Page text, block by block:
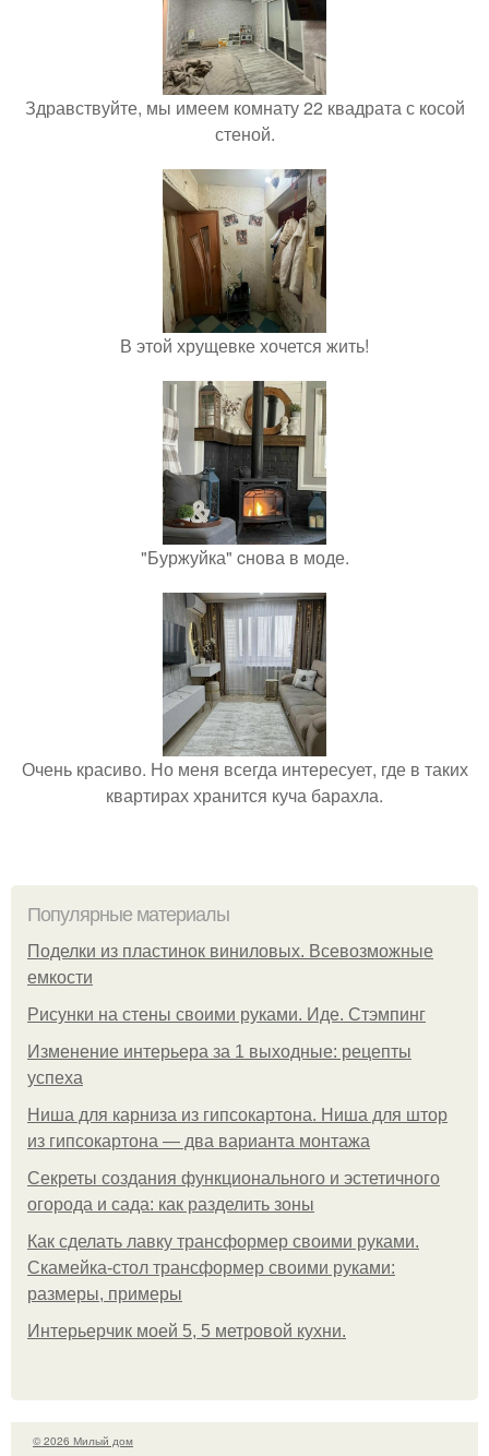
Здравствуйте, мы имеем комнату 22 квадрата с косой
стеной.
В этой хрущевке хочется жить!
"Буржуйка" cнова в моде.
Очень красиво. Но меня всегда интересует, где в таких
квартирах хранится куча барахла.
Популярные материалы
Поделки из пластинок виниловых. Всевозможные
емкости
Рисунки на стены своими руками. Иде. Стэмпинг
Изменение интерьера за 1 выходные: рецепты
успеха
Ниша для карниза из гипсокартона. Ниша для штор
из гипсокартона — два варианта монтажа
Секреты создания функционального и эстетичного
огорода и сада: как разделить зоны
Как сделать лавку трансформер своими руками.
Скамейка-стол трансформер своими руками:
размеры, примеры
Интерьерчик моей 5, 5 метровой кухни.
© 2026 Милый дом